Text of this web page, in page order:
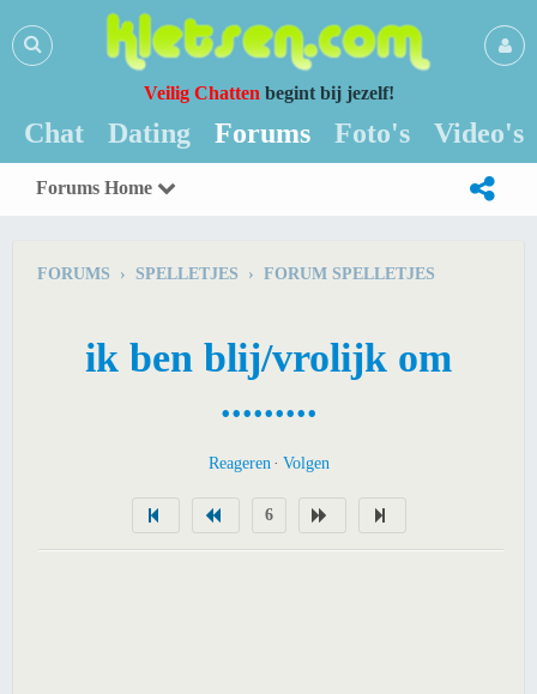
Veilig Chatten begint bij jezelf!
Chat Dating Forums Foto's Video's
Forums Home
FORUMS › SPELLETJES › FORUM SPELLETJES
ik ben blij/vrolijk om
.........
Reageren Volgen
6